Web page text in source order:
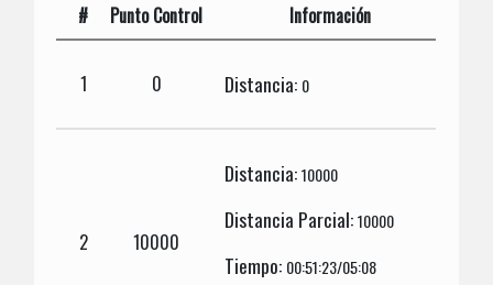
# Punto Control Información
1 0 Distancia: 0
2 10000
Distancia:10000
Distancia Parcial:10000
Tiempo: 00:51:23/05:08